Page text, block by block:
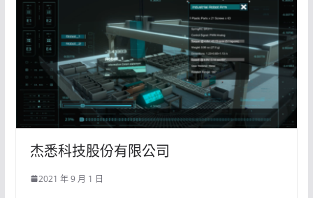
杰悉科技股份有限公司
2021 年 9 月 1 日